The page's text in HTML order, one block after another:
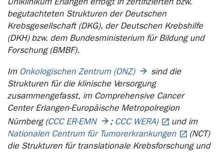
begutachteten Strukturen der Deutschen
Krebsgesellschaft (DKG), der Deutschen Krebshilfe
(DKH) bzw. dem Bundesministerium für Bildung und
Forschung (BMBF).
Im Onkologischen Zentrum (ONZ)
sind die
Strukturen für die klinische Versorgung
zusammengefasst, im Comprehensive Cancer
Center Erlangen-Europäische Metropolregion
Nürnberg (CCC ER-EMN ; CCC WERA)
und im
Nationalen Centrum für Tumorerkrankungen
(NCT)
die Strukturen für translationale Krebsforschung und